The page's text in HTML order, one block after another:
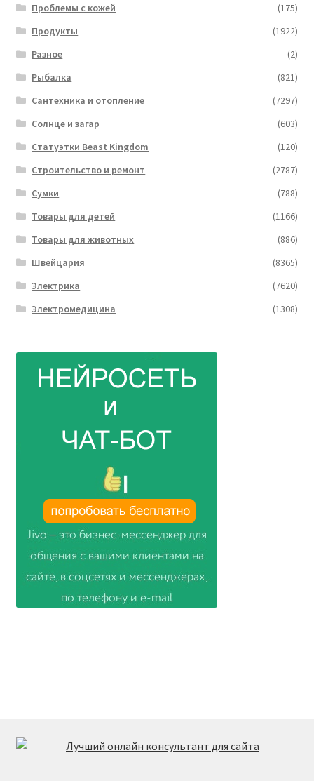
Проблемы с кожей
(175)
Продукты
(1922)
Разное
(2)
Рыбалка
(821)
Сантехника и отопление
(7297)
Солнце и загар
(603)
Статуэтки Beast Kingdom
(120)
Строительство и ремонт
(2787)
Сумки
(788)
Товары для детей
(1166)
Товары для животных
(886)
Швейцария
(8365)
Электрика
(7620)
Электромедицина
(1308)